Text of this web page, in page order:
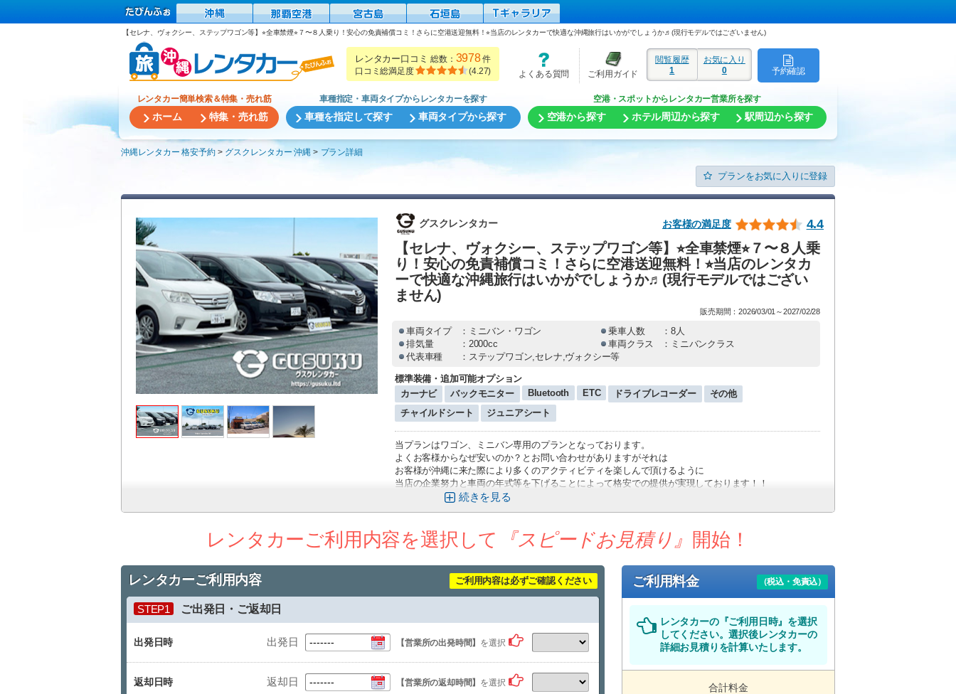
【セレナ、ヴォクシー、ステップワゴン等】⭐︎全車禁煙⭐︎７〜８人乗り！安心の免責補償コミ！さらに空港送迎無料！⭐︎当店のレンタカーで快適な沖縄旅行はいかがでしょうか♬(現行モデルではございません)
レンタカー口コミ 総数： 3978件
口コミ総満足度
(4.27) 予約確認
閲覧履歴
1
お気に入り
0
よくある質問 ご利用ガイド
レンタカー簡単検索＆特集・売れ筋
ホーム 特集・売れ筋
車種指定・車両タイプからレンタカーを探す
車種を指定して探す 車両タイプから探す
空港・スポットからレンタカー営業所を探す
空港から探す ホテル周辺から探す 駅周辺から探す
沖縄レンタカー 格安予約 グスクレンタカー 沖縄 プラン詳細
プランをお気に入りに登録
お客様の満足度 4.4
グスクレンタカー
【セレナ、ヴォクシー、ステップワゴン等】⭐︎全車禁煙⭐︎７〜８人乗
り！安心の免責補償コミ！さらに空港送迎無料！⭐︎当店のレンタカ
ーで快適な沖縄旅行はいかがでしょうか♬(現行モデルではござい
ません)
販売期間：2026/03/01～2027/02/28
車両タイプ ：ミニバン・ワゴン 乗車人数
：8人
排気量
：2000cc 車両クラス
：ミニバンクラス
代表車種
：ステップワゴン,セレナ,ヴォクシー等
標準装備・追加可能オプション
カーナビ
バックモニター Bluetooth ETC ドライブレコーダー
その他
チャイルドシート
ジュニアシート
当プランはワゴン、ミニバン専用のプランとなっております。
よくお客様からなぜ安いのか？とお問い合わせがありますがそれは
お客様が沖縄に来た際により多くのアクティビティを楽しんで頂けるように
当店の企業努力と車両の年式等を下げることによって格安での提供が実現しております！！
当プランはワゴン、ミニバン専用のプランとなっております。
禁煙車
※時間外受付はコロナ禍による人員削減のため現在承っておりません。
※無料送迎は空港、モノレール赤嶺駅となります
※繁忙期は1台につき代表者様1名様のみの送迎になる場合がありますのでご了承下さい。
キャンセル料は、ご利用予定日の6日前より必要となります。
● 2日前～前日：基本料金の50％
続きを
レンタカーご利用内容を選択して 『スピードお見積り』 開始！
レンタカーご利用内容 ご利用内容は必ずご確認ください
STEP1 ご出発日・ご返却日
出発日時 出発日 【営業所の出発時間】 を選択
返却日時 返却日 【営業所の返却時間】 を選択
ご利用料金 （税込・免責込）
レンタカーの『ご利用日時』を選択
してください。選択後レンタカーの
詳細お見積りを計算いたします。
合計料金